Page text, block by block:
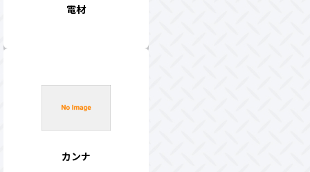
電材
カンナ